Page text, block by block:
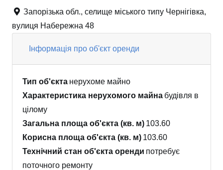
Запорізька обл., селище міського типу Чернігівка,
вулиця Набережна 48
Інформація про об'єкт оренди
Тип об'єкта нерухоме майно
Характеристика нерухомого майна будівля в
цілому
Загальна площа об'єкта (кв. м) 103.60
Корисна площа об'єкта (кв. м) 103.60
Технічний стан об'єкта оренди потребує
поточного ремонту